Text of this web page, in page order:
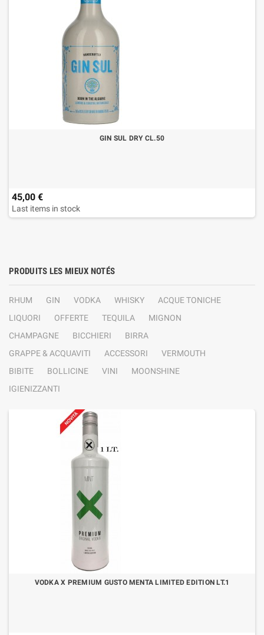
GIN SUL DRY CL.50
45,00 €
Last items in stock
PRODUITS LES MIEUX NOTÉS
RHUM GIN VODKA WHISKY
ACQUE TONICHE
LIQUORI
OFFERTE TEQUILA
MIGNON
CHAMPAGNE
BICCHIERI
BIRRA
GRAPPE & ACQUAVITI
ACCESSORI
VERMOUTH
BIBITE
BOLLICINE VINI
MOONSHINE
IGIENIZZANTI
VODKA X PREMIUM GUSTO MENTA LIMITED EDITION LT.1